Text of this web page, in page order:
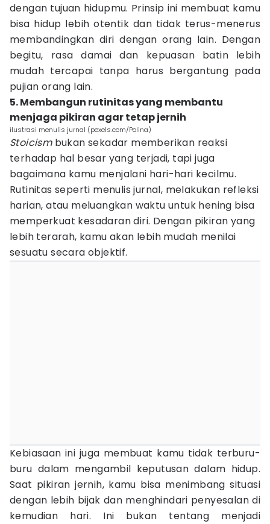
dengan tujuan hidupmu. Prinsip ini membuat kamu
bisa hidup lebih otentik dan tidak terus-menerus
membandingkan diri dengan orang lain. Dengan
begitu, rasa damai dan kepuasan batin lebih
mudah tercapai tanpa harus bergantung pada
pujian orang lain.
5. Membangun rutinitas yang membantu
menjaga pikiran agar tetap jernih
ilustrasi menulis jurnal (pexels.com/Polina)
Stoicismbukan sekadar memberikan reaksi
terhadap hal besar yang terjadi, tapi juga
bagaimana kamu menjalani hari-hari kecilmu.
Rutinitas seperti menulis jurnal, melakukan refleksi
harian, atau meluangkan waktu untuk hening bisa
memperkuat kesadaran diri. Dengan pikiran yang
lebih terarah, kamu akan lebih mudah menilai
sesuatu secara objektif.
Kebiasaan ini juga membuat kamu tidak terburu-
buru dalam mengambil keputusan dalam hidup.
Saat pikiran jernih, kamu bisa menimbang situasi
dengan lebih bijak dan menghindari penyesalan di
kemudian hari. Ini bukan tentang menjadi